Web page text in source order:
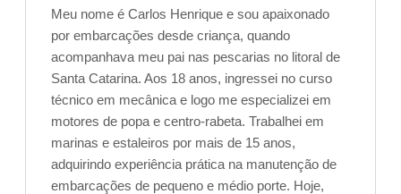
Meu nome é Carlos Henrique e sou apaixonado
por embarcações desde criança, quando
acompanhava meu pai nas pescarias no litoral de
Santa Catarina. Aos 18 anos, ingressei no curso
técnico em mecânica e logo me especializei em
motores de popa e centro-rabeta. Trabalhei em
marinas e estaleiros por mais de 15 anos,
adquirindo experiência prática na manutenção de
embarcações de pequeno e médio porte. Hoje,